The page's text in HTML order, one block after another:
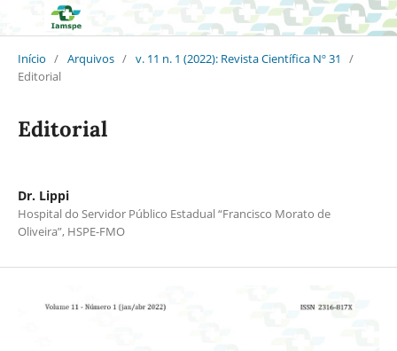
Início / Arquivos / v. 11 n. 1 (2022): Revista Científica Nº 31
/
Editorial
Editorial
Dr. Lippi
Hospital do Servidor Público Estadual “Francisco Morato de
Oliveira”, HSPE-FMO